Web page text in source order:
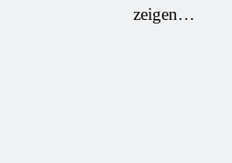
zeigen…